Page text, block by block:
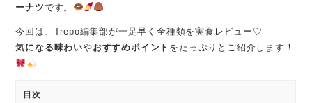
ーナツです。
今回は、Trepo編集部が一足早く全種類を実食レビュー♡
気になる味わいやおすすめポイント をたっぷりとご紹介します！
目次